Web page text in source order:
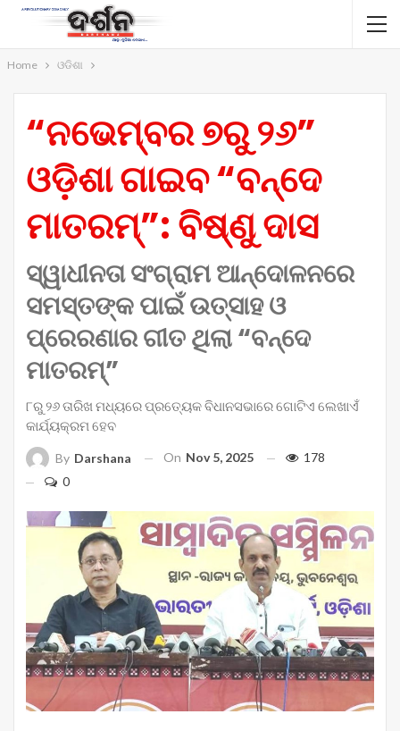
Home ଓଡିଶା
“ନଭେମ୍ବର ୭ରୁ ୨୬”
ଓଡ଼ିଶା ଗାଇବ “ବନ୍ଦେ
ମାତରମ୍‌”: ବିଷ୍ଣୁ ଦାସ
ସ୍ୱାଧୀନତା ସଂଗ୍ରାମ ଆନ୍ଦୋଳନରେ
ସମସ୍ତଙ୍କ ପାଇଁ ଉତ୍ସାହ ଓ
ପ୍ରେରଣାର ଗୀତ ଥିଲା “ବନ୍ଦେ
ମାତରମ୍‌”
୮ରୁ ୨୬ ତାରିଖ ମଧ୍ୟରେ ପ୍ରତ୍ୟେକ ବିଧାନସଭାରେ ଗୋଟିଏ ଲେଖାଏଁ
କାର୍ଯ୍ୟକ୍ରମ ହେବ
By Darshana On Nov 5, 2025
178
0